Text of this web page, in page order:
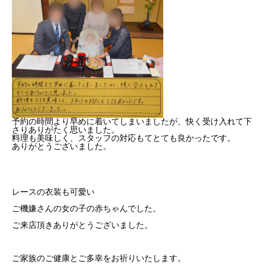
予約の時間より早めに着いてしまいましたが、快く受け入れて下
さりありがたく思いました。
料理も美味しく、スタッフの対応もてとても良かったです。
ありがとうございました。
レースの衣装も可愛い
ご機嫌さんの女の子の赤ちゃんでした。
ご来店頂きありがとうございました。
ご家族のご健康とご多幸をお祈りいたします。